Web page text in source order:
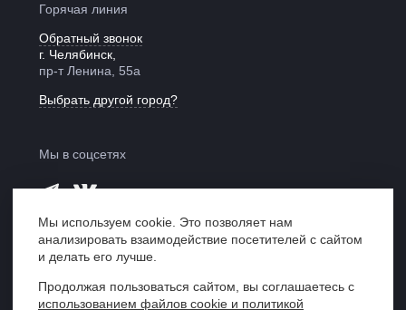
Горячая линия
Обратный звонок
г. Челябинск,
пр-т Ленина, 55а
Выбрать другой город?
Мы в соцсетях
Мы в рейтинге
«Право 300»
Центр правовой поддержки «ЮрИнвест»,
Мы используем cookie. Это позволяет нам
анализировать взаимодействие посетителей с сайтом
и делать его лучше.
Продолжая пользоваться сайтом, вы соглашаетесь с
использованием файлов cookie и политикой